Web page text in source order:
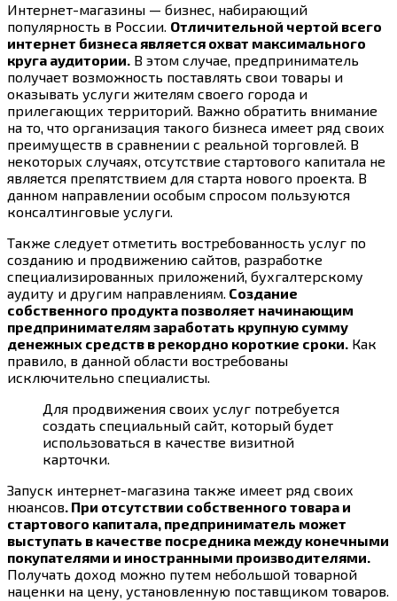
Интернет-магазины — бизнес, набирающий
популярность в России. Отличительной чертой всего
интернет бизнеса является охват максимального
круга аудитории. В этом случае, предприниматель
получает возможность поставлять свои товары и
оказывать услуги жителям своего города и
прилегающих территорий. Важно обратить внимание
на то, что организация такого бизнеса имеет ряд своих
преимуществ в сравнении с реальной торговлей. В
некоторых случаях, отсутствие стартового капитала не
является препятствием для старта нового проекта. В
данном направлении особым спросом пользуются
консалтинговые услуги.
Также следует отметить востребованность услуг по
созданию и продвижению сайтов, разработке
специализированных приложений, бухгалтерскому
аудиту и другим направлениям. Создание
собственного продукта позволяет начинающим
предпринимателям заработать крупную сумму
денежных средств в рекордно короткие сроки. Как
правило, в данной области востребованы
исключительно специалисты.
Для продвижения своих услуг потребуется
создать специальный сайт, который будет
использоваться в качестве визитной
карточки.
Запуск интернет-магазина также имеет ряд своих
нюансов. При отсутствии собственного товара и
стартового капитала, предприниматель может
выступать в качестве посредника между конечными
покупателями и иностранными производителями.
Получать доход можно путем небольшой товарной
наценки на цену, установленную поставщиком товаров.